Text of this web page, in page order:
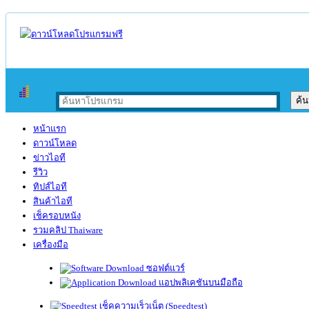
หน้าแรก
ดาวน์โหลด
ข่าวไอที
รีวิว
ทิปส์ไอที
สินค้าไอที
เช็ครอบหนัง
รวมคลิป Thaiware
เครื่องมือ
ซอฟต์แวร์
แอปพลิเคชันบนมือถือ
เช็คความเร็วเน็ต (Speedtest)